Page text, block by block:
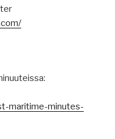
maritime-minutes-